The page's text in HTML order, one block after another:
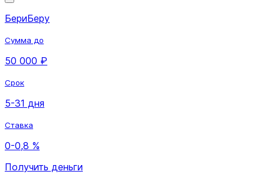
БериБеру
Сумма до
50 000 ₽
Срок
5-31 дня
Ставка
0-0,8 %
Получить деньги